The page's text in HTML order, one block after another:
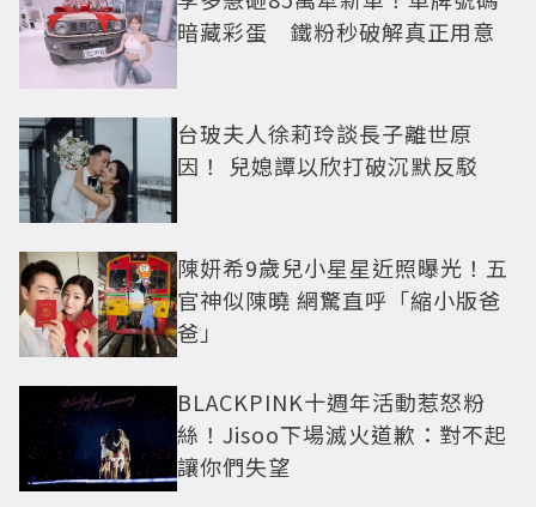
暗藏彩蛋 鐵粉秒破解真正用意
台玻夫人徐莉玲談長子離世原
因！ 兒媳譚以欣打破沉默反駁
陳妍希9歲兒小星星近照曝光！五
官神似陳曉 網驚直呼「縮小版爸
爸」
BLACKPINK十週年活動惹怒粉
絲！Jisoo下場滅火道歉：對不起
讓你們失望